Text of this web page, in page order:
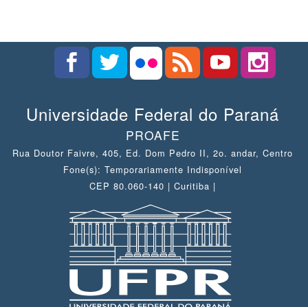
Universidade Federal do Paraná
PROAFE
Rua Doutor Faivre, 405, Ed. Dom Pedro II, 2o. andar, Centro
Fone(s): Temporariamente Indisponível
CEP 80.060-140 | Curitiba |